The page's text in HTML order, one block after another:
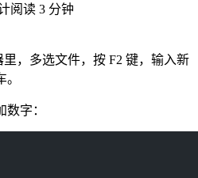
阅读 3 分钟
，多选文件，按 F2 键，输入新
字：